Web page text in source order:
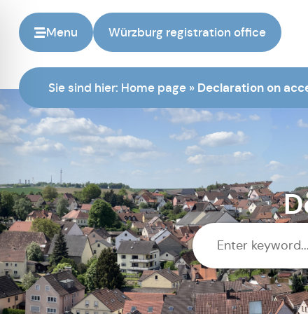
Menu Würzburg registration office
Sie sind hier: Home page » Declaration on